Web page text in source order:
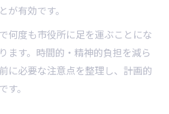
が有効です。
何度も市役所に足を運ぶことにな
ます。時間的・精神的負担を減ら
に必要な注意点を整理し、計画的
。